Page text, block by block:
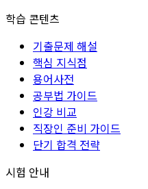
학습 콘텐츠
기출문제 해설
핵심 지식점
용어사전
공부법 가이드
인강 비교
직장인 준비 가이드
단기 합격 전략
시험 안내